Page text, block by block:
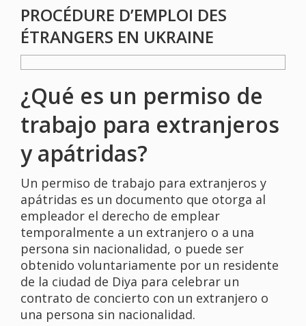
PROCÉDURE D’EMPLOI DES
ÉTRANGERS EN UKRAINE
¿Qué es un permiso de
trabajo para extranjeros
y apátridas?
Un permiso de trabajo para extranjeros y
apátridas es un documento que otorga al
empleador el derecho de emplear
temporalmente a un extranjero o a una
persona sin nacionalidad, o puede ser
obtenido voluntariamente por un residente
de la ciudad de Dіya para celebrar un
contrato de concierto con un extranjero o
una persona sin nacionalidad.